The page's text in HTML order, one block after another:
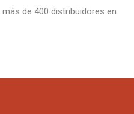
de 400 distribuidores en